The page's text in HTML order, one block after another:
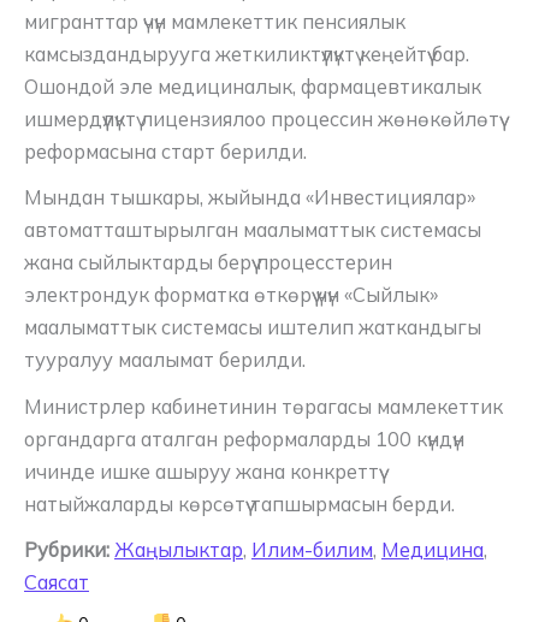
мигранттар үчүн мамлекеттик пенсиялык
камсыздандырууга жеткиликтүүлүктү кеңейтүү бар.
Ошондой эле медициналык, фармацевтикалык
ишмердүүлүктү лицензиялоо процессин жөнөкөйлөтүү
реформасына старт берилди.
Мындан тышкары, жыйында «Инвестициялар»
автоматташтырылган маалыматтык системасы
жана сыйлыктарды берүү процесстерин
электрондук форматка өткөрүү үчүн «Сыйлык»
маалыматтык системасы иштелип жаткандыгы
тууралуу маалымат берилди.
Министрлер кабинетинин төрагасы мамлекеттик
органдарга аталган реформаларды 100 күндүн
ичинде ишке ашыруу жана конкреттүү
натыйжаларды көрсөтүү тапшырмасын берди.
Рубрики: Жаңылыктар, Илим-билим, Медицина,
Саясат